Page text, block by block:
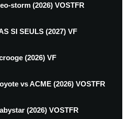
storm (2026) VOSTFR
SI SEULS (2027) VF
(2026) VF
vs ACME (2026) VOSTFR
(2026) VOSTFR